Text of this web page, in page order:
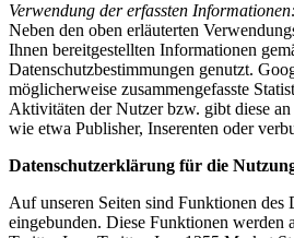
Verwendung der erfassten Informationen:
Neben den oben erläuterten
Ihnen bereitgestellten Informationen
Datenschutzbestimmungen genutzt.
möglicherweise zusammengefasste
Aktivitäten der Nutzer bzw. gibt diese
wie etwa Publisher, Inserenten oder
Datenschutzerklärung für die
Auf unseren Seiten sind Funktionen des
eingebunden. Diese Funktionen werden